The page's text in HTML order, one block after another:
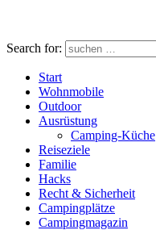
Search for:
Start
Wohnmobile
Outdoor
Ausrüstung
Camping-Küche
Reiseziele
Familie
Hacks
Recht & Sicherheit
Campingplätze
Campingmagazin